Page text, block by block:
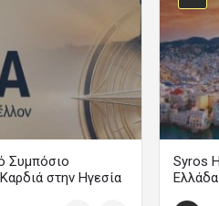
Συμπόσιο
στην Ηγεσία
Syros